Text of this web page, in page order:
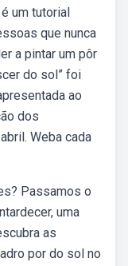
um tutorial
que nunca
a pintar um pôr
do sol” foi
ao
dos
Weba cada
Passamos o
uma
as
por do sol no